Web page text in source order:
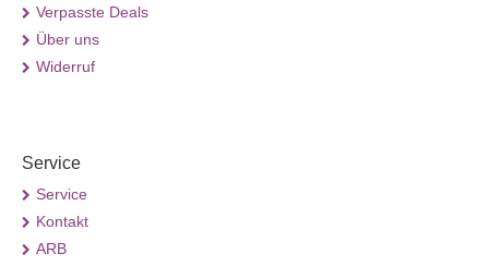
Verpasste Deals
Über uns
Widerruf
Service
Service
Kontakt
ARB